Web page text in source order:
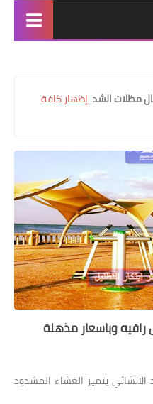
رابط فرعي
رابط فرعي
رابط فرعي
رابط فرعي
مظلات الشد.إظهار كافة
وباسعار مذهلة
يتميز الغشاء المشدود